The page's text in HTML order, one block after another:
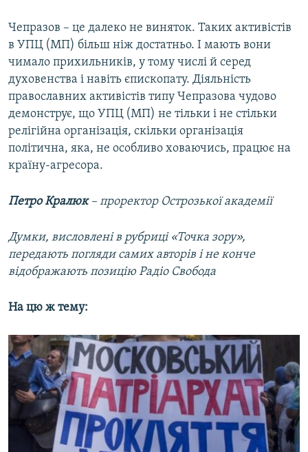
Чепразов – це далеко не виняток. Таких активістів
в УПЦ (МП) більш ніж достатньо. І мають вони
чимало прихильників, у тому числі й серед
духовенства і навіть єпископату. Діяльність
православних активістів типу Чепразова чудово
демонструє, що УПЦ (МП) не тільки і не стільки
релігійна організація, скільки організація
політична, яка, не особливо ховаючись, працює на
країну-агресора.
Петро Кралюк – проректор Острозької академії
Думки, висловлені в рубриці «Точка зору»,
передають погляди самих авторів і не конче
відображають позицію Радіо Свобода
На цю ж тему: